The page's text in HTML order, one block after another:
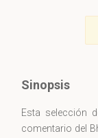
Sinopsis
Esta selección
comentario del